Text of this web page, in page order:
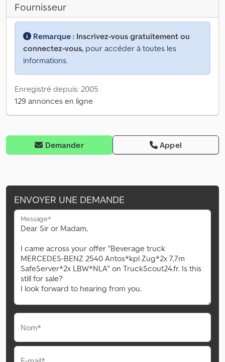
Fournisseur
Remarque : Inscrivez-vous gratuitement ou
connectez-vous, pour accéder à toutes les
informations.
Enregistré depuis: 2005
129 annonces en ligne
Demander Appel
ENVOYER UNE DEMANDE
Message*
Nom*